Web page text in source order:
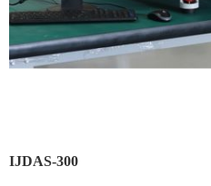
IJDAS-300